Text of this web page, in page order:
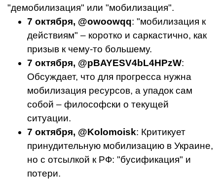
"демобилизация" или "мобилизация".
7 октября, @owoowqq: "мобилизация к
действиям" – коротко и саркастично, как
призыв к чему-то большему.
7 октября, @pBAYESV4bL4HPzW:
Обсуждает, что для прогресса нужна
мобилизация ресурсов, а упадок сам
собой – философски о текущей
ситуации.
7 октября, @Kolomoisk: Критикует
принудительную мобилизацию в Украине,
но с отсылкой к РФ: "бусификация" и
потери.